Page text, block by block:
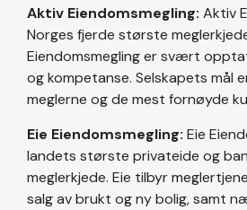
Aktiv Eiendomsmegling: Aktiv
Norges fjerde største
Eiendomsmegling er svært
og kompetanse. Selskapets mål
meglerne og de mest fornøyde
Eie Eiendomsmegling: Eie
landets største privateide og
meglerkjede. Eie tilbyr
salg av brukt og ny bolig, samt